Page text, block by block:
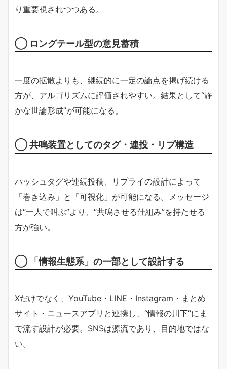
り重要視されつつある。
◯ ロングテール型の意見蓄積
一度の拡散よりも、継続的に一定の論点を掲げ続ける
方が、アルゴリズムに評価されやすい。結果として“静
かな世論形成”が可能になる。
◯ 共鳴装置としてのタグ・連投・リプ構造
ハッシュタグや連続投稿、リプライの設計によって
「巻き込み」と「可視化」が可能になる。メッセージ
は“一人で叫ぶ”より、“共鳴させる仕組み”を持たせる
方が強い。
◯ 「情報生態系」の一部として設計する
Xだけでなく、YouTube・LINE・Instagram・まとめ
サイト・ニュースアプリと連携し、“情報の川下”にま
で流す設計が必要。SNSは源流であり、目的地ではな
い。